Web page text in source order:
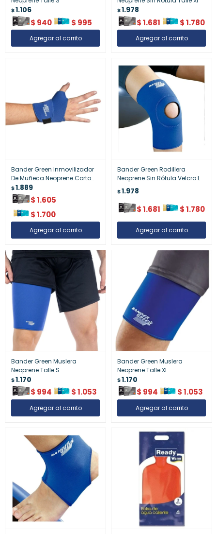
$1.106
$ 940 $ 995
$1.978
$1.681 $1.780
Bander Green Inmovilizador
De Muñeca Neoprene Corto
Talle L
$1.889
$1.605
$1.700
Bander Green Rodillera
Neoprene Sin Rótula Velcro L
$1.978
$1.681 $1.780
Bander Green Muslera
Neoprene Talle S
$1.170
$ 994 $1.053
Bander Green Muslera
Neoprene Talle Xl
$1.170
$ 994 $1.053